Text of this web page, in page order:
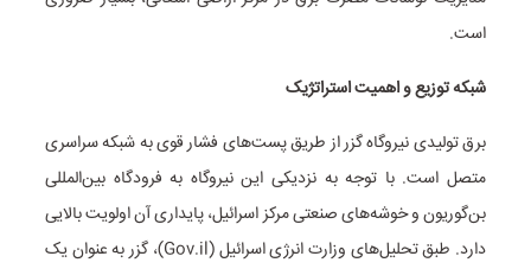
است.
شبکه توزیع و اهمیت استراتژیک
برق تولیدی نیروگاه گزر از طریق پست‌های فشار قوی به شبکه سراسری
متصل است. با توجه به نزدیکی این نیروگاه به فرودگاه بین‌المللی
بن‌گوریون و خوشه‌های صنعتی مرکز اسرائیل، پایداری آن اولویت بالایی
دارد. طبق تحلیل‌های وزارت انرژی اسرائیل (Gov.il)، گزر به عنوان یک